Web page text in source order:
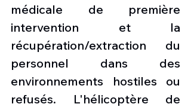
médicale de première
intervention et la
récupération/extraction du
personnel dans des
environnements hostiles ou
refusés. L'hélicoptère de